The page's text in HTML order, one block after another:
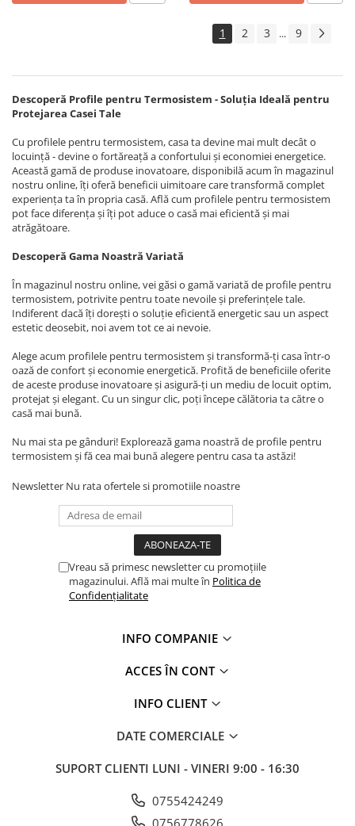
1 2 3 ... 9
Descoperă Profile pentru Termosistem - Soluția Ideală pentru
Protejarea Casei Tale
Cu profilele pentru termosistem, casa ta devine mai mult decât o
locuință - devine o fortăreață a confortului și economiei energetice.
Această gamă de produse inovatoare, disponibilă acum în magazinul
nostru online, îți oferă beneficii uimitoare care transformă complet
experiența ta în propria casă. Află cum profilele pentru termosistem
pot face diferența și îți pot aduce o casă mai eficientă și mai
atrăgătoare.
Descoperă Gama Noastră Variată
În magazinul nostru online, vei găsi o gamă variată de profile pentru
termosistem, potrivite pentru toate nevoile și preferințele tale.
Indiferent dacă îți dorești o soluție eficientă energetic sau un aspect
estetic deosebit, noi avem tot ce ai nevoie.
Alege acum profilele pentru termosistem și transformă-ți casa într-o
oază de confort și economie energetică. Profită de beneficiile oferite
de aceste produse inovatoare și asigură-ți un mediu de locuit optim,
protejat și elegant. Cu un singur clic, poți începe călătoria ta către o
casă mai bună.
Nu mai sta pe gânduri! Explorează gama noastră de profile pentru
termosistem și fă cea mai bună alegere pentru casa ta astăzi!
Newsletter Nu rata ofertele si promotiile noastre
Vreau să primesc newsletter cu promoțiile
magazinului. Află mai multe în Politica de
Confidențialitate
INFO COMPANIE
ACCES ÎN CONT
INFO CLIENT
DATE COMERCIALE
SUPORT CLIENTI LUNI - VINERI 9:00 - 16:30
0755424249